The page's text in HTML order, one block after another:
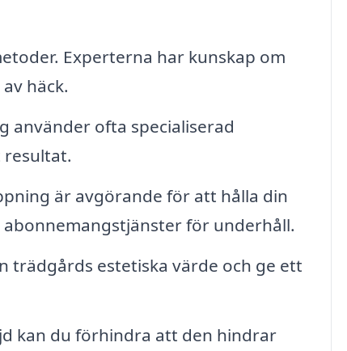
Experterna har kunskap om
häck.
använder ofta specialiserad
är avgörande för att hålla din
för underhåll.
trädgårds estetiska värde och ge ett
kan du förhindra att den hindrar